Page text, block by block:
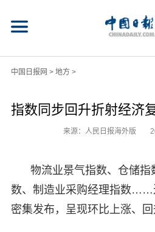
中国日报网 > 地方>
指数同步回升折射经济
来源：人民日报海外版
物流业景气指数、仓储指
数、制造业采购经理指数……
密集发布，呈现环比上涨、回